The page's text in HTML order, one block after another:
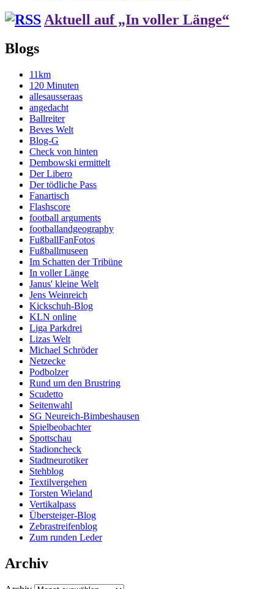
Aktuell auf „In voller Länge“
Blogs
11km
120 Minuten
allesausseraas
angedacht
Ballreiter
Beves Welt
Blog-G
Check von hinten
Dembowski ermittelt
Der Libero
Der tödliche Pass
Fanartisch
Flashscore
football arguments
footballandgeography
FußballFanFotos
Fußballmuseen
Im Schatten der Tribüne
In voller Länge
Janus' kleine Welt
Jens Weinreich
Kickschuh-Blog
KLN online
Liga Parkdrei
Lizas Welt
Michael Schröder
Netzecke
Podbolzer
Rund um den Brustring
Scudetto
Seitenwahl
SG Neureich-Bimbeshausen
Spielbeobachter
Spottschau
Stadioncheck
Stadtneurotiker
Stehblog
Textilvergehen
Torsten Wieland
Vertikalpass
Übersteiger-Blog
Zebrastreifenblog
Zum runden Leder
Archiv